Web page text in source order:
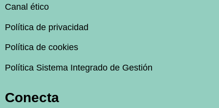
Canal ético
Política de privacidad
Política de cookies
Política Sistema Integrado de Gestión
Conecta